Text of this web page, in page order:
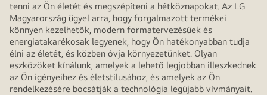
tenni az Ön életét és megszépíteni a hétköznapokat. Az LG
Magyarország ügyel arra, hogy forgalmazott termékei
könnyen kezelhetők, modern formatervezésűek és
energiatakarékosak legyenek, hogy Ön hatékonyabban tudja
élni az életét, és közben óvja környezetünket. Olyan
eszközöket kínálunk, amelyek a lehető legjobban illeszkednek
az Ön igényeihez és életstílusához, és amelyek az Ön
rendelkezésére bocsátják a technológia legújabb vívmányait.